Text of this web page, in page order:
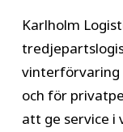
Karlholm
vinterförvaring
och för
att ge service i